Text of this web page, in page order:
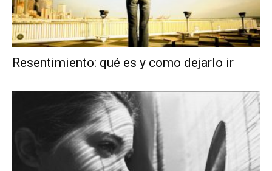
Resentimiento: qué es y como dejarlo ir